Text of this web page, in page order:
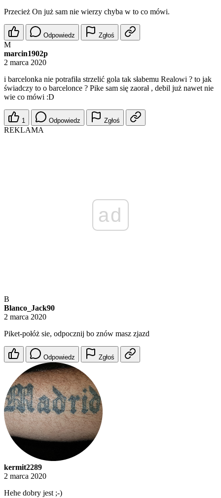
Przecież On już sam nie wierzy chyba w to co mówi.
Odpowiedz Zgłoś
M
marcin1902p
2 marca 2020
i barcelonka nie potrafiła strzelić gola tak słabemu Realowi ? to jak
świadczy to o barcelonce ? Pike sam się zaorał , debil już nawet nie
wie co mówi :D
1 Odpowiedz Zgłoś
REKLAMA
ad
B
Blanco_Jack90
2 marca 2020
Piket-połóż sie, odpocznij bo znów masz zjazd
Odpowiedz Zgłoś
kermit2289
2 marca 2020
Hehe dobry jest ;-)